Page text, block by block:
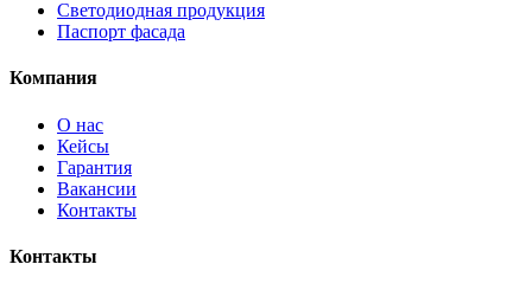
Светодиодная продукция
Паспорт фасада
Компания
О нас
Кейсы
Гарантия
Вакансии
Контакты
Контакты